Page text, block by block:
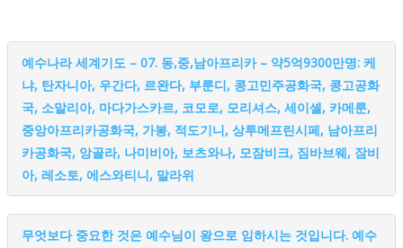
예수나라 세계기도 – 07. 동,중,남아프리카 – 약5억9300만명: 케
냐, 탄자니아, 우간다, 르완다, 부룬디, 콩고민주공화국, 콩고공화
국, 소말리아, 마다가스카르, 코모로, 모리셔스, 세이셸, 카메룬,
중앙아프리카공화국, 가봉, 적도기니, 상투메프린시페, 남아프리
카공화국, 앙골라, 나미비아, 보츠와나, 모잠비크, 짐바브웨, 잠비
아, 레소토, 에스와티니, 말라위
무엇보다 중요한 것은 예수님이 왕으로 임하시는 것입니다. 예수